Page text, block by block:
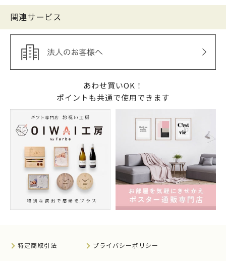
関連サービス
あわせ買いOK！
ポイントも共通で使用できます
特定商取引法 プライバシーポリシー